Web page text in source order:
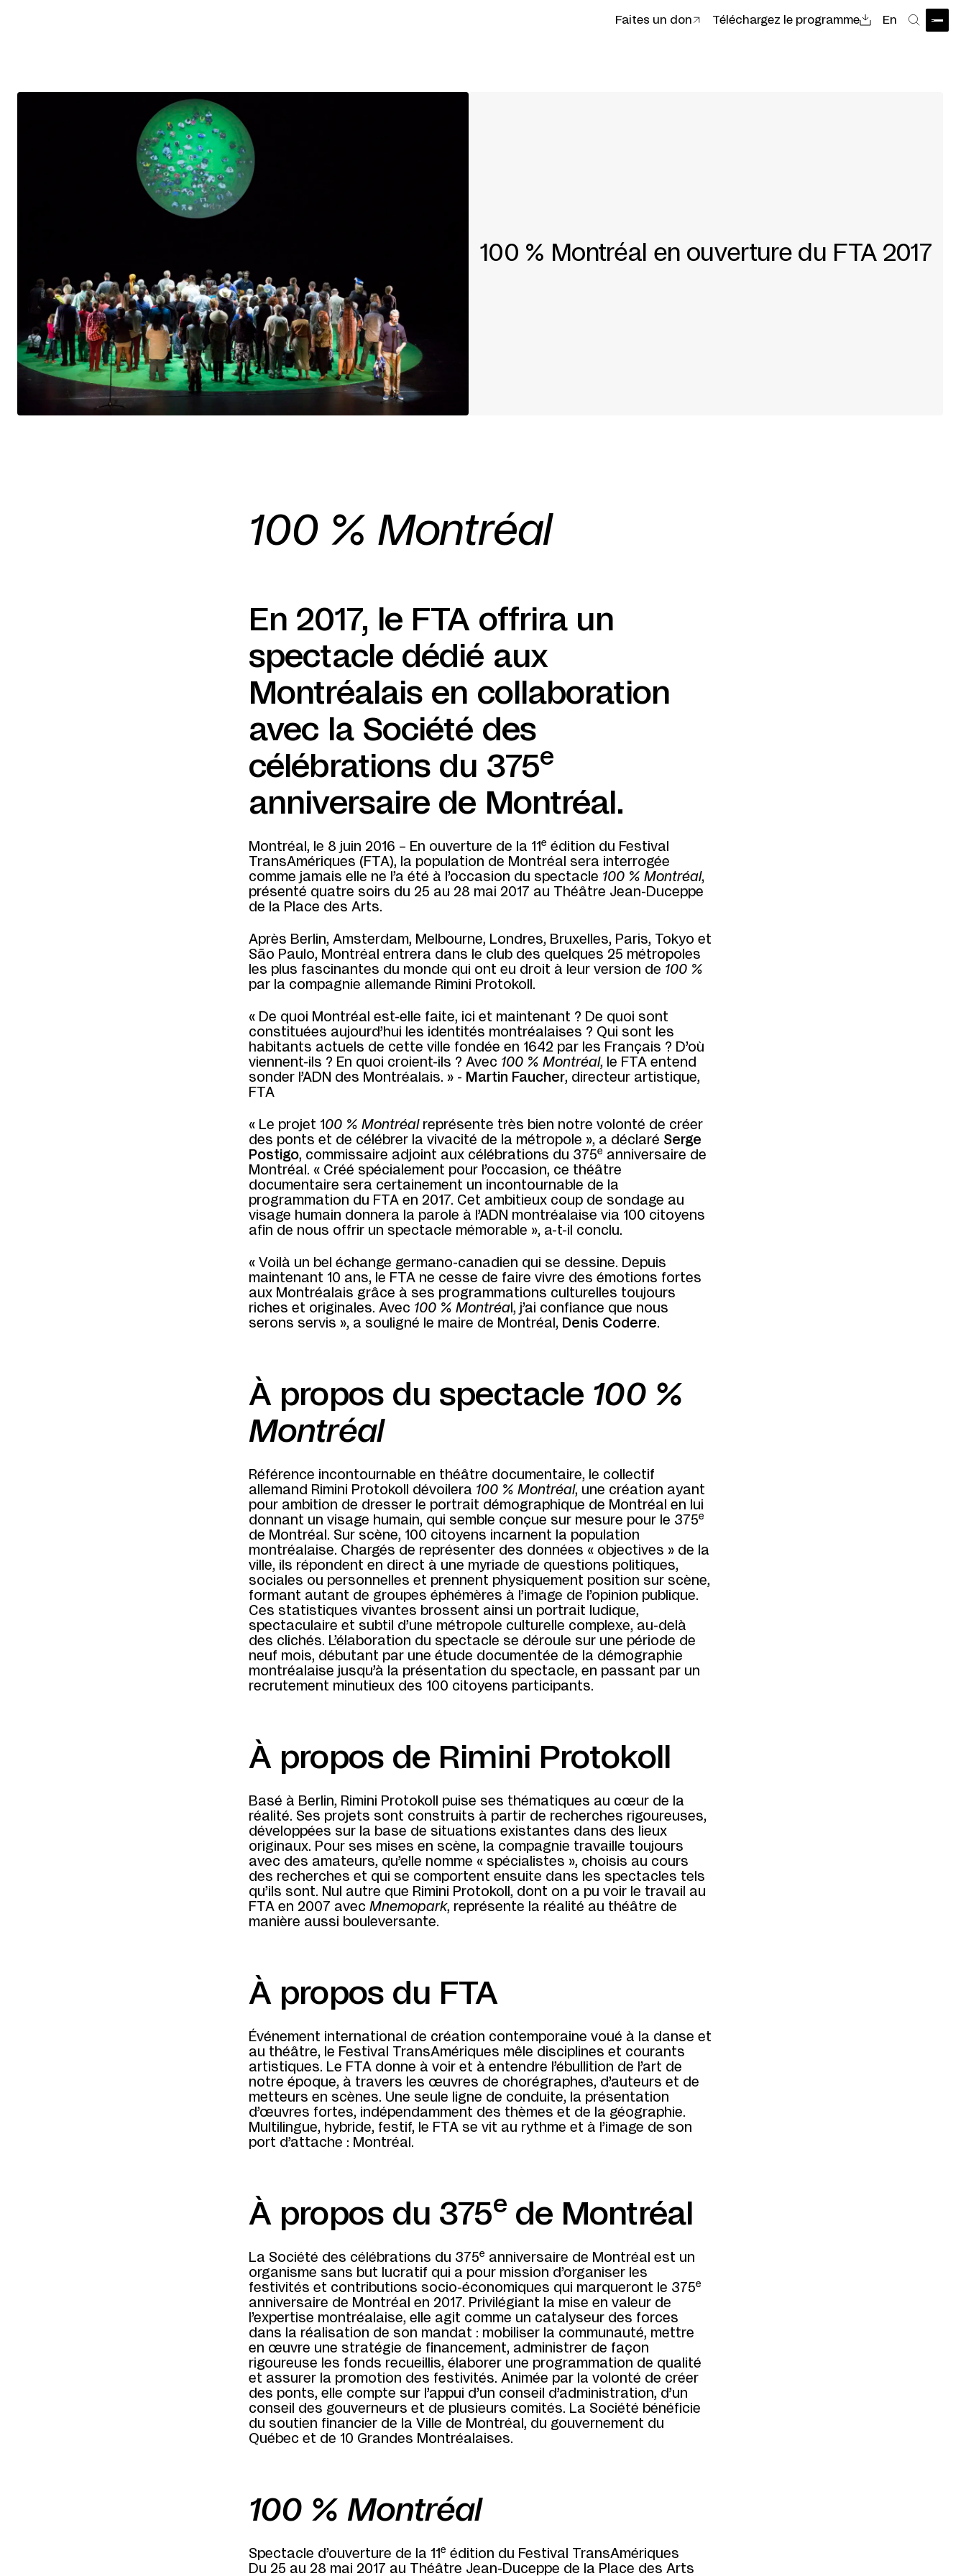
Faites un don Téléchargez le programme En
100 % Montréal en ouverture du FTA 2017
100 % Montréal
En 2017, le FTA offrira un
spectacle dédié aux
Montréalais en collaboration
avec la Société des
célébrations du 375e
anniversaire de Montréal.
Montréal, le 8 juin 2016 – En ouverture de la 11 e édition du Festival
TransAmériques (FTA), la population de Montréal sera interrogée
comme jamais elle ne l’a été à l’occasion du spectacle 100 % Montréal,
présenté quatre soirs du 25 au 28 mai 2017 au Théâtre Jean-Duceppe
de la Place des Arts.
Après Berlin, Amsterdam, Melbourne, Londres, Bruxelles, Paris, Tokyo et
São Paulo, Montréal entrera dans le club des quelques 25 métropoles
les plus fascinantes du monde qui ont eu droit à leur version de 100 %
par la compagnie allemande Rimini Protokoll.
« De quoi Montréal est-elle faite, ici et maintenant ? De quoi sont
constituées aujourd’hui les identités montréalaises ? Qui sont les
habitants actuels de cette ville fondée en 1642 par les Français ? D’où
viennent-ils ? En quoi croient-ils ? Avec 100 % Montréal, le FTA entend
sonder l’ADN des Montréalais. » - Martin Faucher, directeur artistique,
FTA
« Le projet 1 00 % Montréalreprésente très bien notre volonté de créer
des ponts et de célébrer la vivacité de la métropole », a déclaré Serge
Postigo, commissaire adjoint aux célébrations du 375e anniversaire de
Montréal. « Créé spécialement pour l’occasion, ce théâtre
documentaire sera certainement un incontournable de la
programmation du FTA en 2017. Cet ambitieux coup de sondage au
visage humain donnera la parole à l’ADN montréalaise via 100 citoyens
afin de nous offrir un spectacle mémorable », a-t-il conclu.
« Voilà un bel échange germano-canadien qui se dessine. Depuis
maintenant 10 ans, le FTA ne cesse de faire vivre des émotions fortes
aux Montréalais grâce à ses programmations culturelles toujours
riches et originales. Avec 100 % Montréa l, j’ai confiance que nous
serons servis », a souligné le maire de Montréal, Denis Coderre.
À propos du spectacle 100 %
Montréal
Référence incontournable en théâtre documentaire, le collectif
allemand Rimini Protokoll dévoilera 100 % Montréal, une création ayant
pour ambition de dresser le portrait démographique de Montréal en lui
donnant un visage humain, qui semble conçue sur mesure pour le 375e
de Montréal. Sur scène, 100 citoyens incarnent la population
montréalaise. Chargés de représenter des données « objectives » de la
ville, ils répondent en direct à une myriade de questions politiques,
sociales ou personnelles et prennent physiquement position sur scène,
formant autant de groupes éphémères à l’image de l’opinion publique.
Ces statistiques vivantes brossent ainsi un portrait ludique,
spectaculaire et subtil d’une métropole culturelle complexe, au-delà
des clichés. L’élaboration du spectacle se déroule sur une période de
neuf mois, débutant par une étude documentée de la démographie
montréalaise jusqu’à la présentation du spectacle, en passant par un
recrutement minutieux des 100 citoyens participants.
À propos de Rimini Protokoll
Basé à Berlin, Rimini Protokoll puise ses thématiques au cœur de la
réalité. Ses projets sont construits à partir de recherches rigoureuses,
développées sur la base de situations existantes dans des lieux
originaux. Pour ses mises en scène, la compagnie travaille toujours
avec des amateurs, qu’elle nomme « spécialistes », choisis au cours
des recherches et qui se comportent ensuite dans les spectacles tels
qu’ils sont. Nul autre que Rimini Protokoll, dont on a pu voir le travail au
FTA en 2007 avec Mnemopark, représente la réalité au théâtre de
manière aussi bouleversante.
À propos du FTA
Événement international de création contemporaine voué à la danse et
au théâtre, le Festival TransAmériques mêle disciplines et courants
artistiques. Le FTA donne à voir et à entendre l’ébullition de l’art de
notre époque, à travers les œuvres de chorégraphes, d’auteurs et de
metteurs en scènes. Une seule ligne de conduite, la présentation
d’œuvres fortes, indépendamment des thèmes et de la géographie.
Multilingue, hybride, festif, le FTA se vit au rythme et à l’image de son
port d’attache : Montréal.
À propos du 375ede Montréal
La Société des célébrations du 375e anniversaire de Montréal est un
organisme sans but lucratif qui a pour mission d’organiser les
festivités et contributions socio-économiques qui marqueront le 375e
anniversaire de Montréal en 2017. Privilégiant la mise en valeur de
l’expertise montréalaise, elle agit comme un catalyseur des forces
dans la réalisation de son mandat : mobiliser la communauté, mettre
en œuvre une stratégie de financement, administrer de façon
rigoureuse les fonds recueillis, élaborer une programmation de qualité
et assurer la promotion des festivités. Animée par la volonté de créer
des ponts, elle compte sur l’appui d’un conseil d’administration, d’un
conseil des gouverneurs et de plusieurs comités. La Société bénéficie
du soutien financier de la Ville de Montréal, du gouvernement du
Québec et de 10 Grandes Montréalaises.
100 % Montréal
Spectacle d’ouverture de la 11 e édition du Festival TransAmériques
Du 25 au 28 mai 2017 au Théâtre Jean-Duceppe de la Place des Arts